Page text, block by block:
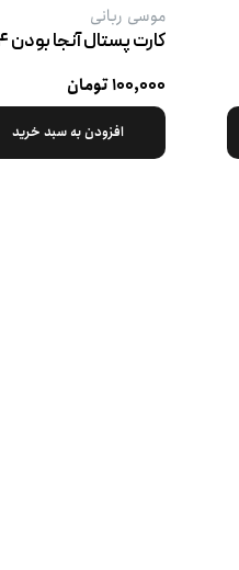
موسی ربانی
کارت پستال آنجا بودن ۴
۱۰۰,۰۰۰ تومان
افزودن به سبد خرید